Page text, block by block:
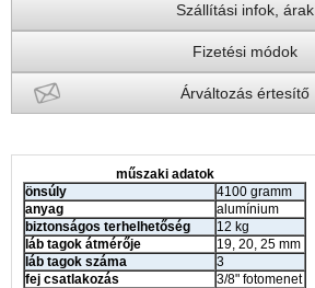
Szállítási infok, árak
Fizetési módok
Árváltozás értesítő
műszaki adatok
önsúly
4100 gramm
anyag
alumínium
biztonságos terhelhetőség
12 kg
láb tagok átmérője
19, 20, 25 mm
láb tagok száma
3
fej csatlakozás
3/8" fotomenet